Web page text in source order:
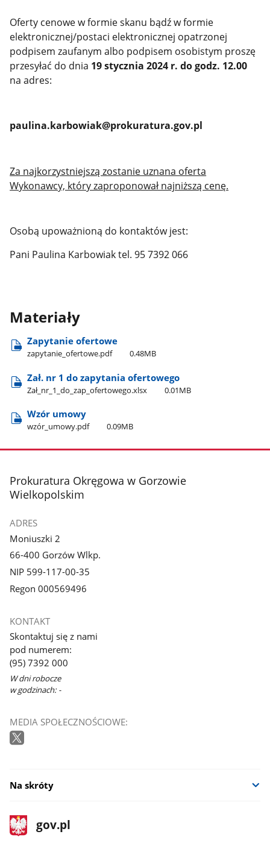
Oferty cenowe w formie skanu bądź w formie
elektronicznej/postaci elektronicznej opatrzonej
podpisem zaufanym albo podpisem osobistym proszę
przesyłać do dnia 19 stycznia 2024 r. do godz. 12.00
na adres:
paulina.karbowiak@prokuratura.gov.pl
Za najkorzystniejszą zostanie uznana oferta
Wykonawcy, który zaproponował najniższą cenę.
Osobą upoważnioną do kontaktów jest:
Pani Paulina Karbowiak tel. 95 7392 066
Materiały
Zapytanie ofertowe
zapytanie​_ofertowe.pdf 0.48MB
Zał. nr 1 do zapytania ofertowego
Zał​_nr​_1​_do​_zap​_ofertowego.xlsx 0.01MB
Wzór umowy
wzór​_umowy.pdf 0.09MB
stopka
Prokuratura Okręgowa w Gorzowie
Wielkopolskim
ADRES
Moniuszki 2
66-400 Gorzów Wlkp.
NIP 599-117-00-35
Regon 000569496
KONTAKT
Skontaktuj się z nami
pod numerem:
(95) 7392 000
W dni robocze
w godzinach: -
MEDIA SPOŁECZNOŚCIOWE:
Na skróty
stopka
gov.pl
Strona
gov.pl